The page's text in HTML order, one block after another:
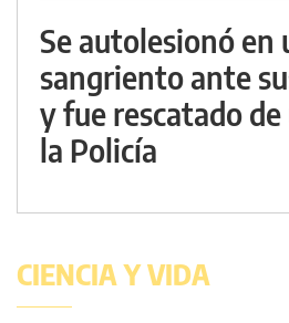
Se autolesionó en
sangriento ante
y fue rescatado
la Policía
CIENCIA Y VIDA